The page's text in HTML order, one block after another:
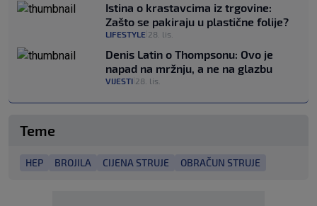
Istina o krastavcima iz trgovine:
Zašto se pakiraju u plastične folije?
LIFESTYLE 28. lis.
Denis Latin o Thompsonu: Ovo je
napad na mržnju, a ne na glazbu
VIJESTI 28. lis.
Teme
HEP BROJILA CIJENA STRUJE OBRAČUN STRUJE